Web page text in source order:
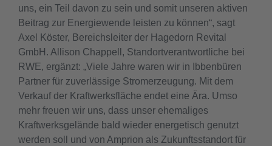
uns, ein Teil davon zu sein und somit unseren aktiven
Beitrag zur Energiewende leisten zu können“, sagt
Axel Köster, Bereichsleiter der Hagedorn Revital
GmbH. Allison Chappell, Standortverantwortliche bei
RWE, ergänzt: „Viele Jahre waren wir in Ibbenbüren
Partner für zuverlässige Stromerzeugung. Mit dem
Verkauf der Kraftwerksfläche endet eine Ära. Umso
mehr freuen wir uns, dass unser ehemaliges
Kraftwerksgelände bald wieder energetisch genutzt
werden soll und von Amprion als Zukunftsstandort für